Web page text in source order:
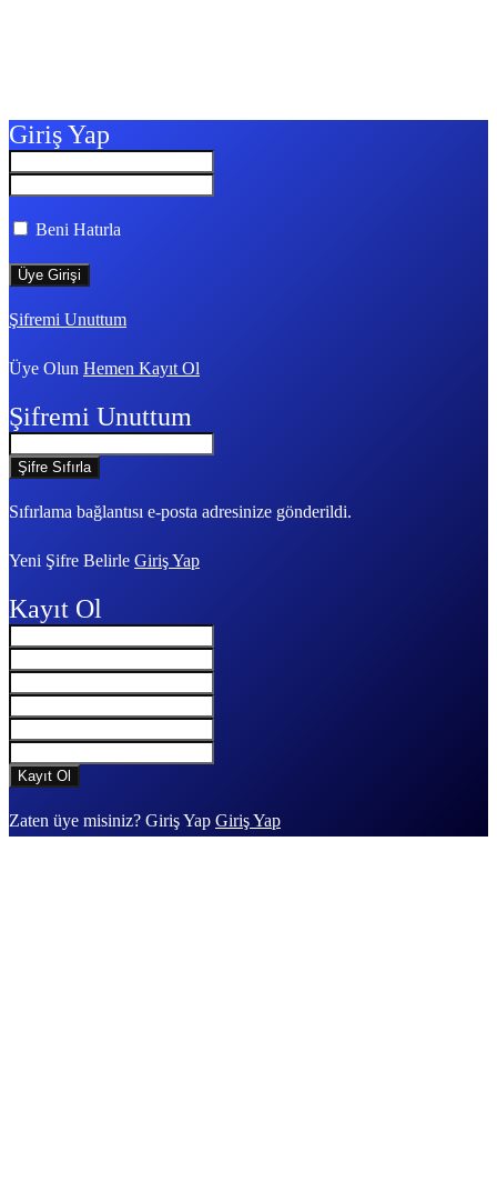
Giriş Yap
Beni Hatırla
Şifremi Unuttum
Üye Olun Hemen Kayıt Ol
Şifremi Unuttum
Sıfırlama bağlantısı e-posta adresinize gönderildi.
Yeni Şifre Belirle Giriş Yap
Kayıt Ol
Zaten üye misiniz? Giriş Yap Giriş Yap